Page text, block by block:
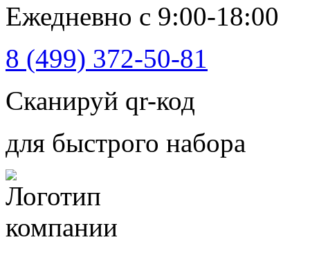
Ежедневно с 9:00-18:00
8 (499) 372-50-81
Сканируй qr-код
для быстрого набора